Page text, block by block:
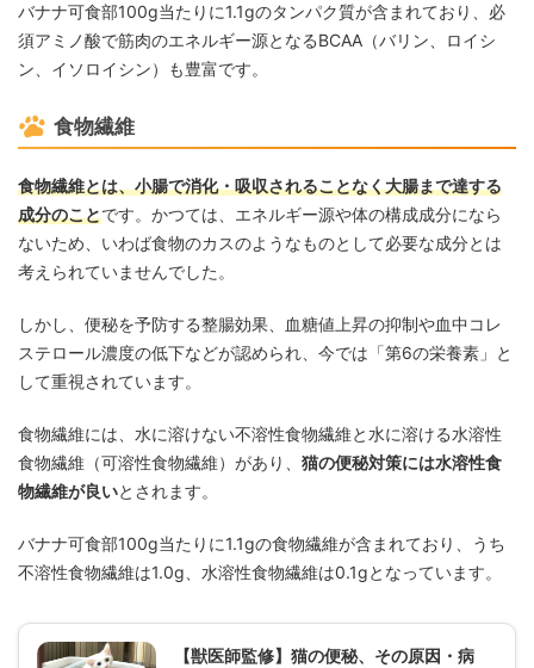
バナナ可食部100g当たりに1.1gのタンパク質が含まれており、必
須アミノ酸で筋肉のエネルギー源となるBCAA（バリン、ロイシ
ン、イソロイシン）も豊富です。
食物繊維
食物繊維とは、小腸で消化・吸収されることなく大腸まで達する
成分のことです。かつては、エネルギー源や体の構成成分になら
ないため、いわば食物のカスのようなものとして必要な成分とは
考えられていませんでした。
しかし、便秘を予防する整腸効果、血糖値上昇の抑制や血中コレ
ステロール濃度の低下などが認められ、今では「第6の栄養素」と
して重視されています。
食物繊維には、水に溶けない不溶性食物繊維と水に溶ける水溶性
食物繊維（可溶性食物繊維）があり、 猫の便秘対策には水溶性食
物繊維が良いとされます。
バナナ可食部100g当たりに1.1gの食物繊維が含まれており、うち
不溶性食物繊維は1.0g、水溶性食物繊維は0.1gとなっています。
【獣医師監修】猫の便秘、その原因・病